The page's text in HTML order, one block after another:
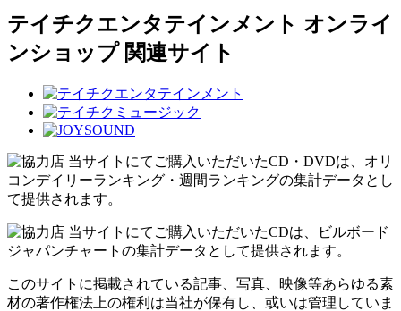
テイチクエンタテインメント オンライ
ンショップ 関連サイト
当サイトにてご購入いただいたCD・DVDは、オリ
コンデイリーランキング・週間ランキングの集計データとし
て提供されます。
当サイトにてご購入いただいたCDは、ビルボード
ジャパンチャートの集計データとして提供されます。
このサイトに掲載されている記事、写真、映像等あらゆる素
材の著作権法上の権利は当社が保有し、或いは管理していま